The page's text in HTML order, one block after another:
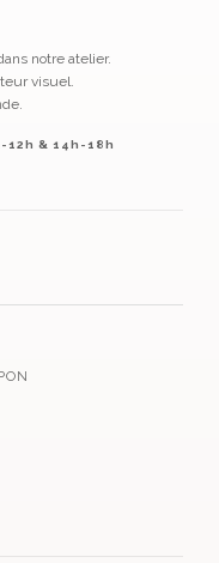
notre atelier.
visuel.
12h & 14h-18h